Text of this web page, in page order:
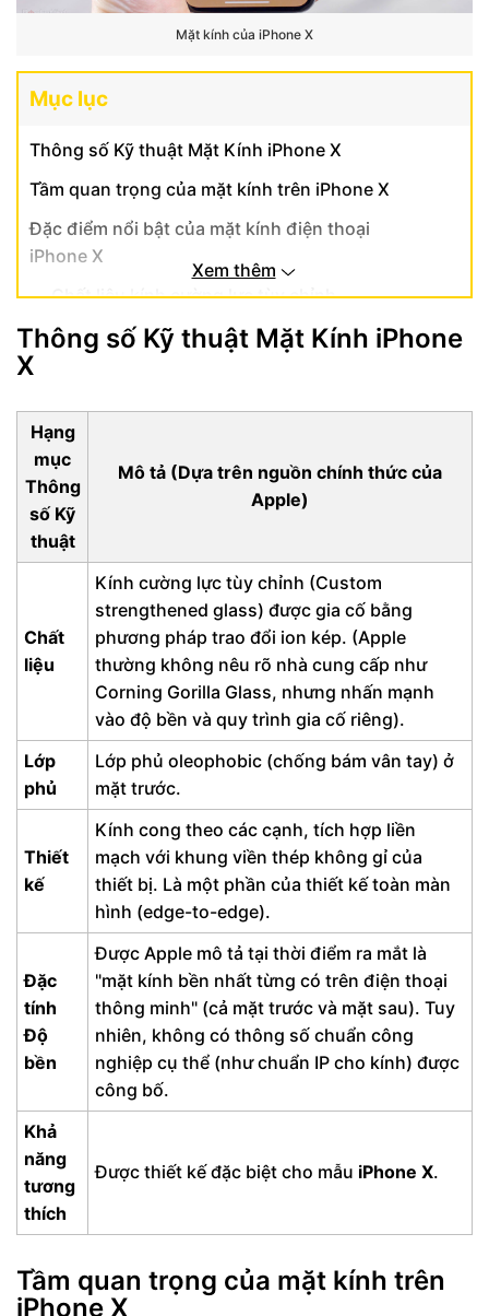
Mặt kính của iPhone X
Mục lục
Thông số Kỹ thuật Mặt Kính iPhone X
Tầm quan trọng của mặt kính trên iPhone X
Đặc điểm nổi bật của mặt kính điện thoại
iPhone X
Chất liệu kính cường lực tùy chỉnh
Lớp phủ Oleophobic:
Độ trong suốt cao
Lợi ích khi sở hữu mặt kính iPhone X chất
lượng
Tại sao nên chọn mua mặt kính iPhone X tại
FUmobile?
Xem thêm
Thông số Kỹ thuật Mặt Kính iPhone
X
Hạng
mục
Thông
số Kỹ
thuật
Mô tả (Dựa trên nguồn chính thức của
Apple)
Chất
liệu
Kính cường lực tùy chỉnh (Custom
strengthened glass) được gia cố bằng
phương pháp trao đổi ion kép. (Apple
thường không nêu rõ nhà cung cấp như
Corning Gorilla Glass, nhưng nhấn mạnh
vào độ bền và quy trình gia cố riêng).
Lớp
phủ
Lớp phủ oleophobic (chống bám vân tay) ở
mặt trước.
Thiết
kế
Kính cong theo các cạnh, tích hợp liền
mạch với khung viền thép không gỉ của
thiết bị. Là một phần của thiết kế toàn màn
hình (edge-to-edge).
Đặc
tính
Độ
bền
Được Apple mô tả tại thời điểm ra mắt là
"mặt kính bền nhất từng có trên điện thoại
thông minh" (cả mặt trước và mặt sau). Tuy
nhiên, không có thông số chuẩn công
nghiệp cụ thể (như chuẩn IP cho kính) được
công bố.
Khả
năng
tương
thích
Được thiết kế đặc biệt cho mẫu iPhone X.
Tầm quan trọng của mặt kính trên
iPhone X